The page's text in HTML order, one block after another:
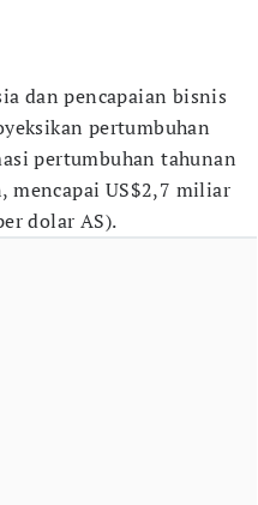
dan pencapaian bisnis
pertumbuhan
pertumbuhan tahunan
mencapai US$2,7 miliar
dolar AS).